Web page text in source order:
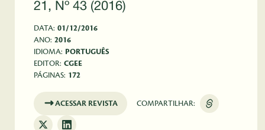
21, Nº 43 (2016)
DATA: 01/12/2016
ANO: 2016
IDIOMA: PORTUGUÊS
EDITOR: CGEE
PÁGINAS: 172
ACESSAR REVISTA COMPARTILHAR: